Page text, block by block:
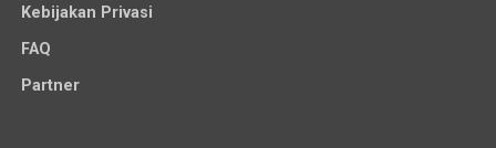
Kebijakan Privasi
FAQ
Partner